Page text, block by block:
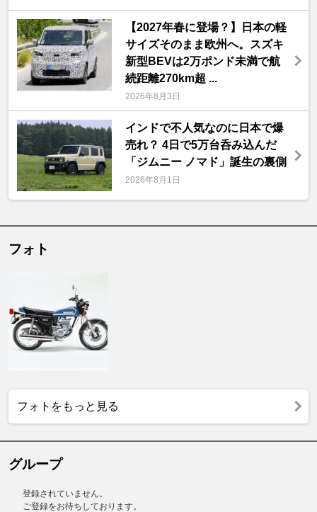
【2027年春に登場？】日本の軽
サイズそのまま欧州へ。スズキ
新型BEVは2万ポンド未満で航
続距離270km超 ...
2026年8月3日
インドで不人気なのに日本で爆
売れ？ 4日で5万台呑み込んだ
「ジムニー ノマド」誕生の裏側
2026年8月1日
フォト
フォトをもっと見る
グループ
登録されていません。
ご登録をお待ちしております。